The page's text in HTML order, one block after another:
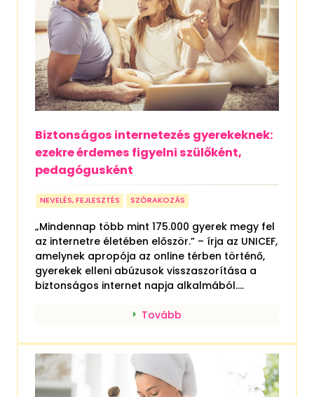
Biztonságos internetezés gyerekeknek:
ezekre érdemes figyelni szülőként,
pedagógusként
NEVELÉS, FEJLESZTÉS SZÓRAKOZÁS
„Mindennap több mint 175.000 gyerek megy fel
az internetre életében először.” – írja az UNICEF,
amelynek apropója az online térben történő,
gyerekek elleni abúzusok visszaszorítása a
biztonságos internet napja alkalmából....
Tovább